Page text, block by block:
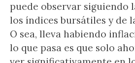
puede observar siguiendo
los índices bursátiles y de
O sea, lleva habiendo
lo que pasa es que solo